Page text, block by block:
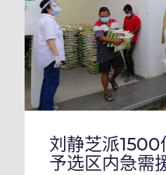
刘静芝派1500
予选区内急需